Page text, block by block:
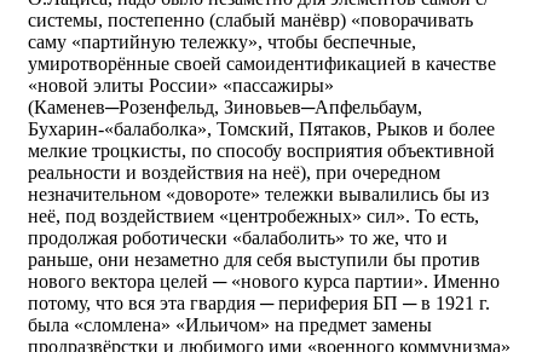
системы, постепенно (слабый манёвр) «поворачивать
саму «партийную тележку», чтобы беспечные,
умиротворённые своей самоидентификацией в качестве
«новой элиты России» «пассажиры»
(Каменев─Розенфельд, Зиновьев─Апфельбаум,
Бухарин-«балаболка», Томский, Пятаков, Рыков и более
мелкие троцкисты, по способу восприятия объективной
реальности и воздействия на неё), при очередном
незначительном «довороте» тележки вывалились бы из
неё, под воздействием «центробежных» сил». То есть,
продолжая роботически «балаболить» то же, что и
раньше, они незаметно для себя выступили бы против
нового вектора целей ─ «нового курса партии». Именно
потому, что вся эта гвардия ─ периферия БП ─ в 1921 г.
была «сломлена» «Ильичом» на предмет замены
продразвёрстки и любимого ими «военного коммунизма»